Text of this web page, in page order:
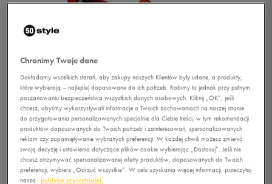
Chronimy Twoje dane
Dokładamy wszelkich starań, aby zakupy naszych Klientów były udane, a produkty,
które wybierają – najlepiej dopasowane do ich potrzeb. Robimy to jednak przy pełnym
poszanowaniu bezpieczeństwa wszystkich danych osobowych. Kliknij „OK”, jeśli
chcesz, abyśmy wykorzystywali informacje o Twoich zachowaniach na naszej stronie
do przygotowania personalizowanych specjalnie dla Ciebie treści, w tym rekomendacji
produktów dopasowanych do Twoich potrzeb i zainteresowań, spersonalizowanych
reklam czy zapamiętywanie wybranych preferencji. W każdej chwili możesz zmienić
swoją decyzję i ustawienia dotyczące plików cookie wybierając „Dostosuj”. Jeśli nie
chcesz otrzymywać spersonalizowanej oferty produktów, dopasowanych do Twoich
preferencji, wybierz „Odrzuć wszystkie”. W celu uzyskania więcej informacji, przeczytaj
naszą
politykę prywatności.